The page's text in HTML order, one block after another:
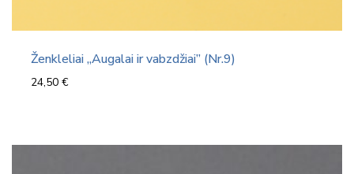
Ženkleliai „Augalai ir vabzdžiai” (Nr.9)
24,50 €